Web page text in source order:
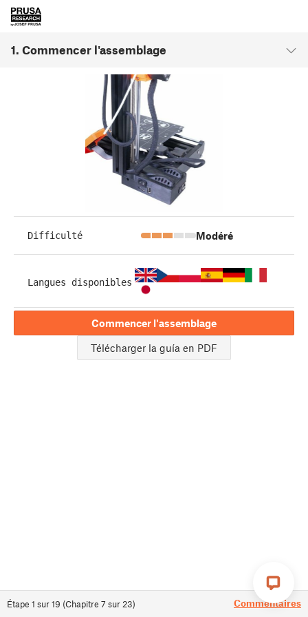
1. Commencer l'assemblage
Étape 1 sur19 (Chapitre 7 sur 23) Commentaires
Difficulté Modéré
Langues disponibles
Commencer l'assemblage
Télécharger la guía en PDF